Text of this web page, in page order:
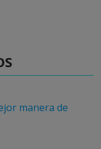
manera de